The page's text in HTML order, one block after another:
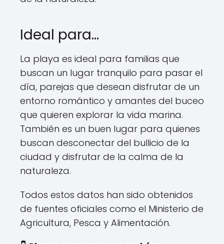
Ideal para…
La playa es ideal para familias que
buscan un lugar tranquilo para pasar el
día, parejas que desean disfrutar de un
entorno romántico y amantes del buceo
que quieren explorar la vida marina.
También es un buen lugar para quienes
buscan desconectar del bullicio de la
ciudad y disfrutar de la calma de la
naturaleza.
Todos estos datos han sido obtenidos
de fuentes oficiales como el Ministerio de
Agricultura, Pesca y Alimentación.